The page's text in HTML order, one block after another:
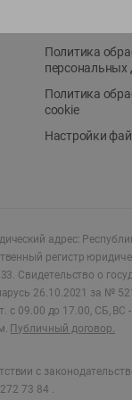
Политика
персональных
Политика
cookie
Настройки
адрес:
регистр
Свидетельство о
26.10.2021 за №
с 09.00 до 17.00, СБ, ВС
Публичный договор.
с
73 84 .